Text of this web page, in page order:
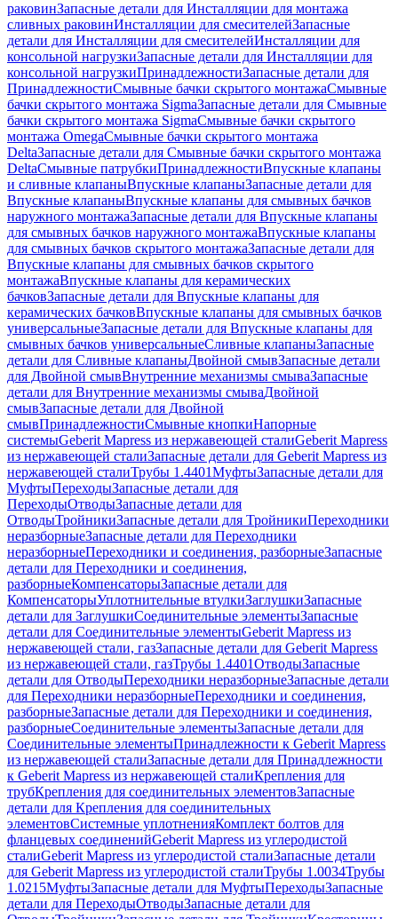
раковинЗапасные детали для Инсталляции для монтажа
сливных раковинИнсталляции для смесителейЗапасные
детали для Инсталляции для смесителейИнсталляции для
консольной нагрузкиЗапасные детали для Инсталляции для
консольной нагрузкиПринадлежностиЗапасные детали для
ПринадлежностиСмывные бачки скрытого монтажаСмывные
бачки скрытого монтажа SigmaЗапасные детали для Смывные
бачки скрытого монтажа SigmaСмывные бачки скрытого
монтажа OmegaСмывные бачки скрытого монтажа
DeltaЗапасные детали для Смывные бачки скрытого монтажа
DeltaСмывные патрубкиПринадлежностиВпускные клапаны
и сливные клапаныВпускные клапаныЗапасные детали для
Впускные клапаныВпускные клапаны для смывных бачков
наружного монтажаЗапасные детали для Впускные клапаны
для смывных бачков наружного монтажаВпускные клапаны
для смывных бачков скрытого монтажаЗапасные детали для
Впускные клапаны для смывных бачков скрытого
монтажаВпускные клапаны для керамических
бачковЗапасные детали для Впускные клапаны для
керамических бачковВпускные клапаны для смывных бачков
универсальныеЗапасные детали для Впускные клапаны для
смывных бачков универсальныеСливные клапаныЗапасные
детали для Сливные клапаныДвойной смывЗапасные детали
для Двойной смывВнутренние механизмы смываЗапасные
детали для Внутренние механизмы смываДвойной
смывЗапасные детали для Двойной
смывПринадлежностиСмывные кнопкиНапорные
системыGeberit Mapress из нержавеющей сталиGeberit Mapress
из нержавеющей сталиЗапасные детали для Geberit Mapress из
нержавеющей сталиТрубы 1.4401МуфтыЗапасные детали для
МуфтыПереходыЗапасные детали для
ПереходыОтводыЗапасные детали для
ОтводыТройникиЗапасные детали для ТройникиПереходники
неразборныеЗапасные детали для Переходники
неразборныеПереходники и соединения, разборныеЗапасные
детали для Переходники и соединения,
разборныеКомпенсаторыЗапасные детали для
КомпенсаторыУплотнительные втулкиЗаглушкиЗапасные
детали для ЗаглушкиСоединительные элементыЗапасные
детали для Соединительные элементыGeberit Mapress из
нержавеющей стали, газЗапасные детали для Geberit Mapress
из нержавеющей стали, газТрубы 1.4401ОтводыЗапасные
детали для ОтводыПереходники неразборныеЗапасные детали
для Переходники неразборныеПереходники и соединения,
разборныеЗапасные детали для Переходники и соединения,
разборныеСоединительные элементыЗапасные детали для
Соединительные элементыПринадлежности к Geberit Mapress
из нержавеющей сталиЗапасные детали для Принадлежности
к Geberit Mapress из нержавеющей сталиКрепления для
трубКрепления для соединительных элементовЗапасные
детали для Крепления для соединительных
элементовСистемные уплотненияКомплект болтов для
фланцевых соединенийGeberit Mapress из углеродистой
сталиGeberit Mapress из углеродистой сталиЗапасные детали
для Geberit Mapress из углеродистой сталиТрубы 1.0034Трубы
1.0215МуфтыЗапасные детали для МуфтыПереходыЗапасные
детали для ПереходыОтводыЗапасные детали для